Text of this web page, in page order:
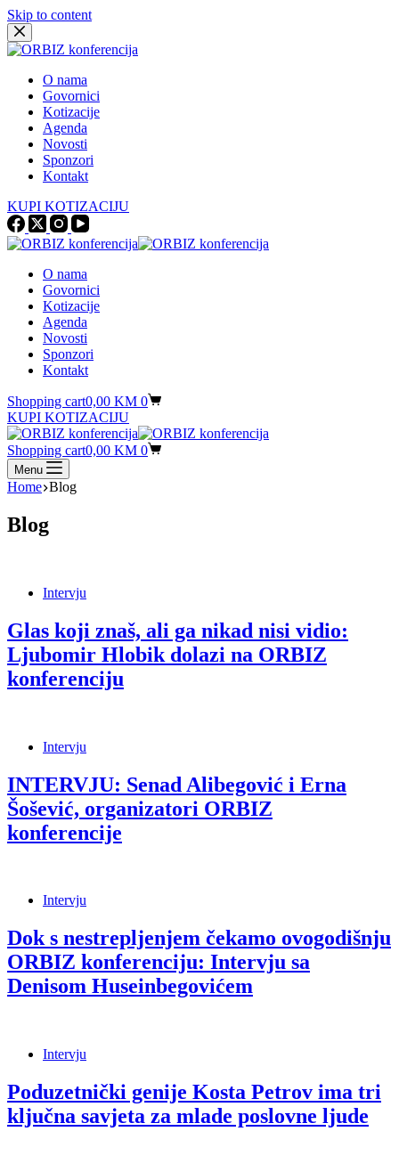
Skip to content
O nama
Govornici
Kotizacije
Agenda
Novosti
Sponzori
Kontakt
KUPI KOTIZACIJU
O nama
Govornici
Kotizacije
Agenda
Novosti
Sponzori
Kontakt
Shopping cart0,00 KM 0
KUPI KOTIZACIJU
Shopping cart0,00 KM 0
Menu
Home Blog
Blog
Intervju
Glas koji znaš, ali ga nikad nisi vidio:
Ljubomir Hlobik dolazi na ORBIZ
konferenciju
Intervju
INTERVJU: Senad Alibegović i Erna
Šošević, organizatori ORBIZ
konferencije
Intervju
Dok s nestrepljenjem čekamo ovogodišnju
ORBIZ konferenciju: Intervju sa
Denisom Huseinbegovićem
Intervju
Poduzetnički genije Kosta Petrov ima tri
ključna savjeta za mlade poslovne ljude